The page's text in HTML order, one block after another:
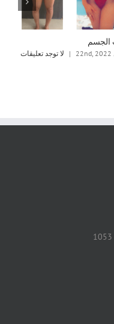
الجسم
| لا توجد تعليقات